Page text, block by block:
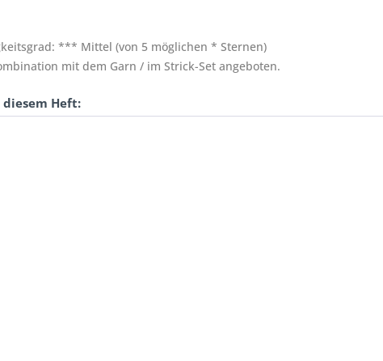
*** Mittel (von 5 möglichen * Sternen)
mit dem Garn / im Strick-Set angeboten.
Heft: